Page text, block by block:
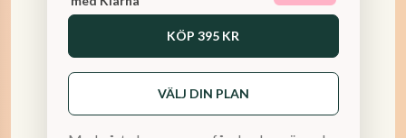
KÖP 395 KR
VÄLJ DIN PLAN